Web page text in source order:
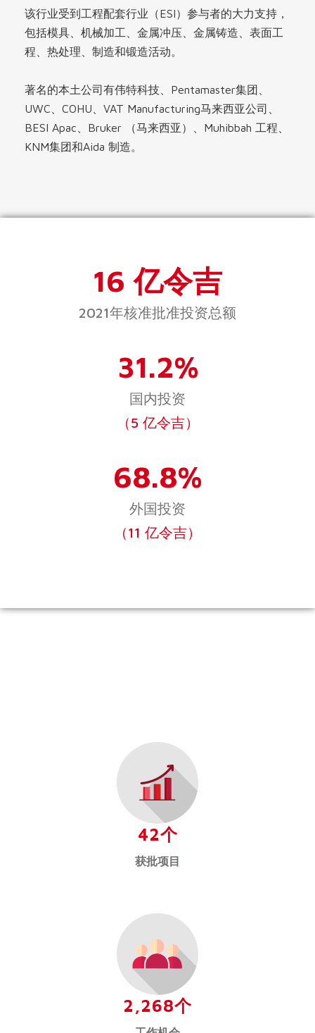
该行业受到工程配套行业（ESI）参与者的大力支持，
包括模具、机械加工、金属冲压、金属铸造、表面工
程、热处理、制造和锻造活动。
著名的本土公司有伟特科技、Pentamaster集团、
UWC、COHU、VAT Manufacturing马来西亚公司、
BESI Apac、Bruker （马来西亚）、Muhibbah 工程、
KNM集团和Aida 制造。
16 亿令吉
2021年核准批准投资总额
31.2%
国内投资
（5 亿令吉）
68.8%
外国投资
（11 亿令吉）
42个
获批项目
2,268个